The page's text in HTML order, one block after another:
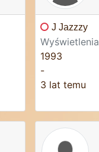
J Jazzzy
Wyświetlenia
1993
-
3 lat temu